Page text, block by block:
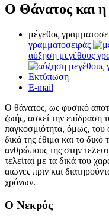
Ο Θάνατος και η
μέγεθος
γραμματοσειράς
αύξηση μεγέθους
Εκτύπωση
E-mail
Ο θάνατος, ως φυσικό
ζωής, ασκεί την επίδραση
παγκοσμιότητα, όμως, του
δικά της έθιμα και το δικό
ανθρώπους της στην
τελείται με τα δικά του
αιώνες πριν και
χρόνων.
Ο Νεκρός